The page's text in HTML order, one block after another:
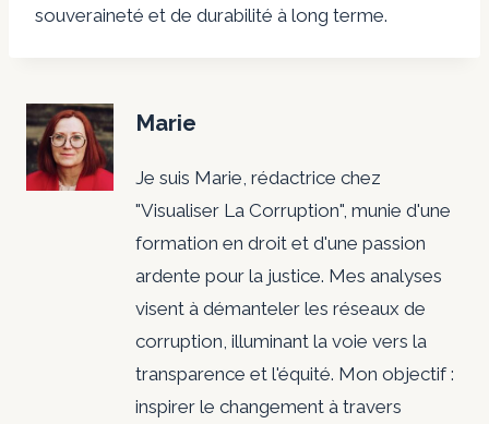
souveraineté et de durabilité à long terme.
Marie
Je suis Marie, rédactrice chez
"Visualiser La Corruption", munie d'une
formation en droit et d'une passion
ardente pour la justice. Mes analyses
visent à démanteler les réseaux de
corruption, illuminant la voie vers la
transparence et l'équité. Mon objectif :
inspirer le changement à travers